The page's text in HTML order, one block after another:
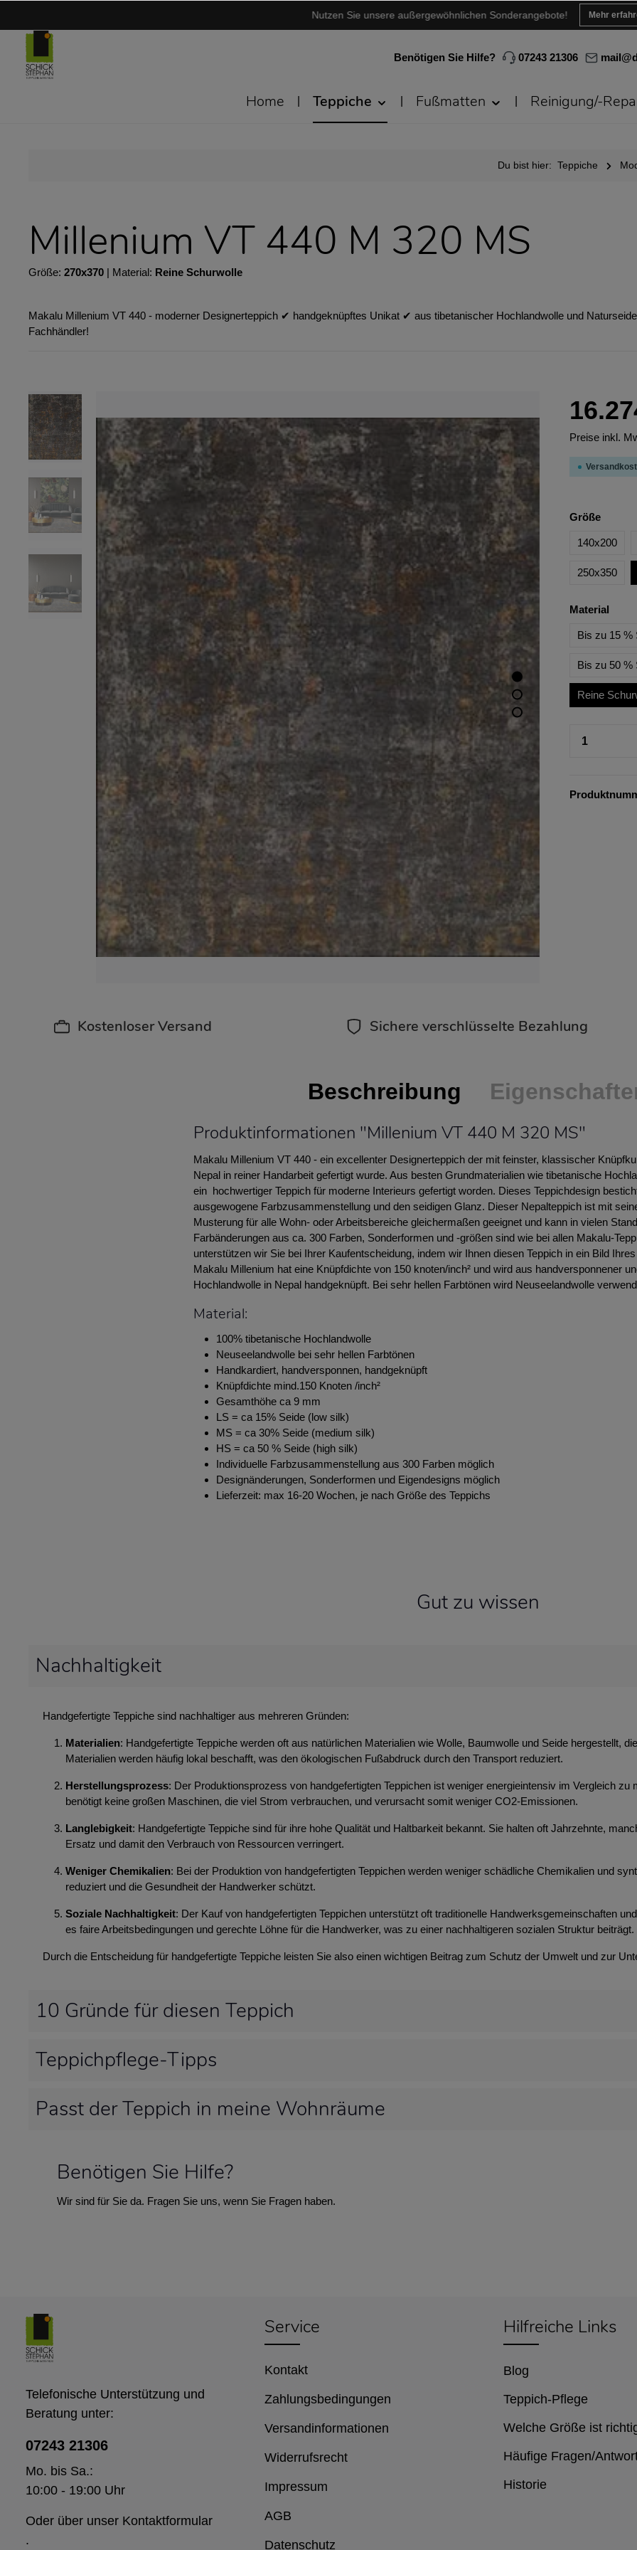
Nutzen Sie unsere außergewöhnlichen Sonderangebote! Mehr
Benötigen Sie Hilfe? 07243 21306
Home Teppiche Fußmatten Reinigung/-
Du bist hier: Teppiche
Millenium VT 440 M 320 MS
Größe: 270x370 | Material: Reine Schurwolle
Makalu Millenium VT 440 - moderner Designerteppich ✔︎ handgeknüpftes Unikat ✔︎ aus tibetanischer Hochlandwolle und
Fachhändler!
Preise inkl.
Größe
140x200
250x350
Material
Bis zu 15 %
Bis zu 50 %
Reine
Kostenloser Versand Sichere verschlüsselte Bezahlung
Beschreibung
Produktinformationen "Millenium VT 440 M 320 MS"
Makalu Millenium VT 440 - ein excellenter Designerteppich der mit feinster, klassischer
Nepal in reiner Handarbeit gefertigt wurde. Aus besten Grundmaterialien wie tibetanische
ein hochwertiger Teppich für moderne Interieurs gefertigt worden. Dieses Teppichdesign
ausgewogene Farbzusammenstellung und den seidigen Glanz. Dieser Nepalteppich ist mit
Musterung für alle Wohn- oder Arbeitsbereiche gleichermaßen geeignet und kann in vielen
Farbänderungen aus ca. 300 Farben, Sonderformen und -größen sind wie bei allen Makalu-
unterstützen wir Sie bei Ihrer Kaufentscheidung, indem wir Ihnen diesen Teppich in ein Bild
Makalu Millenium hat eine Knüpfdichte von 150 knoten/inch² und wird aus handversponnener
Hochlandwolle in Nepal handgeknüpft. Bei sehr hellen Farbtönen wird Neuseelandwolle
Material:
100% tibetanische Hochlandwolle
Neuseelandwolle bei sehr hellen Farbtönen
Handkardiert, handversponnen, handgeknüpft
Knüpfdichte mind.150 Knoten /inch²
Gesamthöhe ca 9 mm
LS = ca 15% Seide (low silk)
MS = ca 30% Seide (medium silk)
HS = ca 50 % Seide (high silk)
Individuelle Farbzusammenstellung aus 300 Farben möglich
Designänderungen, Sonderformen und Eigendesigns möglich
Lieferzeit: max 16-20 Wochen, je nach Größe des Teppichs
Gut zu wissen
Nachhaltigkeit
Handgefertigte Teppiche sind nachhaltiger aus mehreren Gründen:
Materialien: Handgefertigte Teppiche werden oft aus natürlichen Materialien wie Wolle, Baumwolle und Seide hergestellt,
Materialien werden häufig lokal beschafft, was den ökologischen Fußabdruck durch den Transport reduziert.
Herstellungsprozess: Der Produktionsprozess von handgefertigten Teppichen ist weniger energieintensiv im Vergleich
benötigt keine großen Maschinen, die viel Strom verbrauchen, und verursacht somit weniger CO2-Emissionen.
Langlebigkeit: Handgefertigte Teppiche sind für ihre hohe Qualität und Haltbarkeit bekannt. Sie halten oft Jahrzehnte,
Ersatz und damit den Verbrauch von Ressourcen verringert.
Weniger Chemikalien: Bei der Produktion von handgefertigten Teppichen werden weniger schädliche Chemikalien und
reduziert und die Gesundheit der Handwerker schützt.
Soziale Nachhaltigkeit: Der Kauf von handgefertigten Teppichen unterstützt oft traditionelle Handwerksgemeinschaften
es faire Arbeitsbedingungen und gerechte Löhne für die Handwerker, was zu einer nachhaltigeren sozialen Struktur beiträgt.
Durch die Entscheidung für handgefertigte Teppiche leisten Sie also einen wichtigen Beitrag zum Schutz der Umwelt und zur
10 Gründe für diesen Teppich
Teppichpflege-Tipps
Passt der Teppich in meine Wohnräume
Benötigen Sie Hilfe?
Wir sind für Sie da. Fragen Sie uns, wenn Sie Fragen haben.
Service
Kontakt
Zahlungsbedingungen
Versandinformationen
Widerrufsrecht
Impressum
AGB
Datenschutz
Telefonische Unterstützung und
Beratung unter:
07243 21306
Mo. bis Sa.:
10:00 - 19:00 Uhr
Oder über unser Kontaktformular
.
Hilfreiche Links
Blog
Teppich-Pflege
Welche Größe ist
Häufige Fragen/
Historie